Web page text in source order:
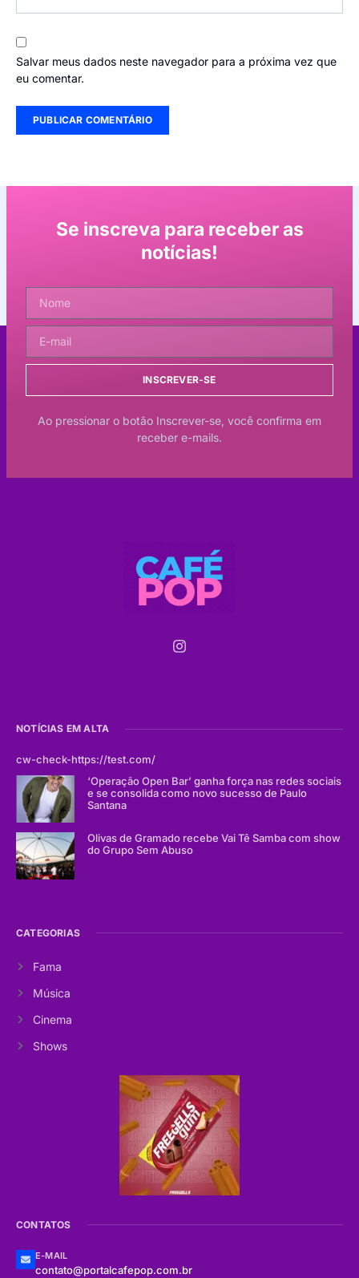
Salvar meus dados neste navegador para a próxima vez que
eu comentar.
Se inscreva para receber as
notícias!
INSCREVER-SE
Ao pressionar o botão Inscrever-se, você confirma em
receber e-mails.
NOTÍCIAS EM ALTA
cw-check-https://test.com/
‘Operação Open Bar’ ganha força nas redes sociais
e se consolida como novo sucesso de Paulo
Santana
Olivas de Gramado recebe Vai Tê Samba com show
do Grupo Sem Abuso
CATEGORIAS
Fama
Música
Cinema
Shows
CONTATOS
E-MAIL
contato@portalcafepop.com.br